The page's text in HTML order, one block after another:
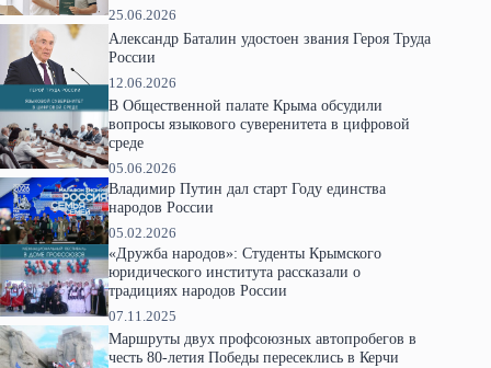
25.06.2026
Александр Баталин удостоен звания Героя Труда
России
12.06.2026
В Общественной палате Крыма обсудили
вопросы языкового суверенитета в цифровой
среде
05.06.2026
Владимир Путин дал старт Году единства
народов России
05.02.2026
«Дружба народов»: Студенты Крымского
юридического института рассказали о
традициях народов России
07.11.2025
Маршруты двух профсоюзных автопробегов в
честь 80-летия Победы пересеклись в Керчи